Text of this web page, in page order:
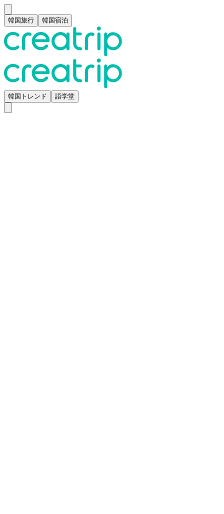
韓国旅行 韓国宿泊
韓国トレンド 語学堂